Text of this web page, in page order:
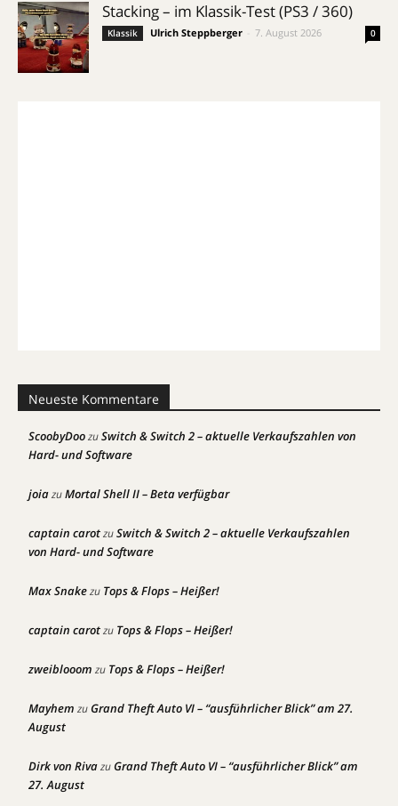
Stacking – im Klassik-Test (PS3 / 360)
Klassik Ulrich Steppberger 7. August 2026 0
Neueste Kommentare
ScoobyDoozuSwitch & Switch 2 – aktuelle Verkaufszahlen von
Hard- und Software
joiazuMortal Shell II – Beta verfügbar
captain carotzuSwitch & Switch 2 – aktuelle Verkaufszahlen
von Hard- und Software
Max Snakezu Tops & Flops – Heißer!
captain carotzu Tops & Flops – Heißer!
zweiblooom zu Tops & Flops – Heißer!
Mayhem zuGrand Theft Auto VI – “ausführlicher Blick” am 27.
August
Dirk von RivazuGrand Theft Auto VI – “ausführlicher Blick” am
27. August